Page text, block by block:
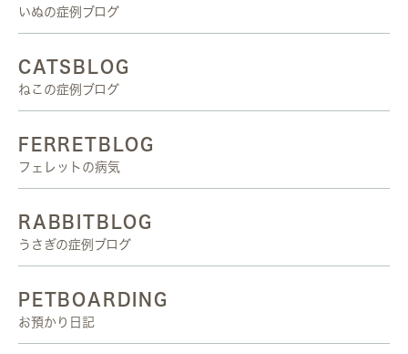
いぬの症例ブログ
CATSBLOG
ねこの症例ブログ
FERRETBLOG
フェレットの病気
RABBITBLOG
うさぎの症例ブログ
PETBOARDING
お預かり日記